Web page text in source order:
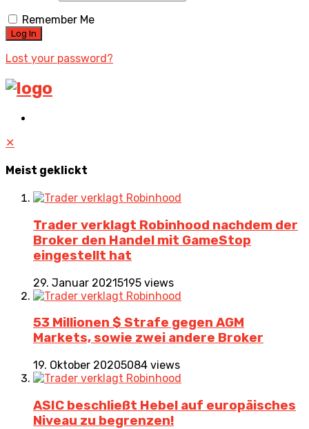
Remember Me
Lost your password?
✕
Meist geklickt
Trader verklagt Robinhood nachdem der
Broker den Handel mit GameStop
eingestellt hat
29. Januar 20215195 views
53 Millionen $ Strafe gegen AGM
Markets, sowie zwei andere Broker
19. Oktober 20205084 views
ASIC beschließt Hebel auf europäisches
Niveau zu begrenzen!